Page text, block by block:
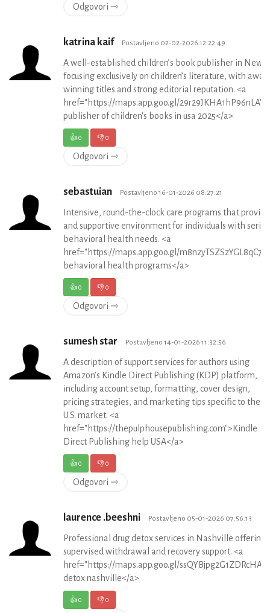
Odgovori ⇾
katrina kaif Postavljeno 02-02-2026 12:22:49
A well-established children’s book publisher in New
focusing exclusively on children’s literature, with
winning titles and strong editorial reputation. <a
href="https://maps.app.goo.gl/
publisher of children's books in usa 2025</a>
👍0 👎0
Odgovori ⇾
sebastuian Postavljeno 16-01-2026 08:27:21
Intensive, round-the-clock care programs that
and supportive environment for individuals with
behavioral health needs. <a
href="https://maps.app.goo.gl/
behavioral health programs</a>
👍0 👎0
Odgovori ⇾
sumesh star Postavljeno 14-01-2026 11:32:56
A description of support services for authors using
Amazon’s Kindle Direct Publishing (KDP) platform,
including account setup, formatting, cover design,
pricing strategies, and marketing tips specific to the
U.S. market. <a
href="https://thepulphousepublishing.com">Kindle
Direct Publishing help USA</a>
👍0 👎0
Odgovori ⇾
laurence .beeshni Postavljeno 05-01-2026 07:56:13
Professional drug detox services in Nashville offering
supervised withdrawal and recovery support. <a
href="https://maps.app.goo.gl/
detox nashville</a>
👍0 👎0